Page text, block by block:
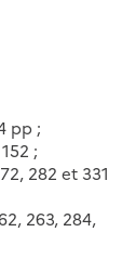
pp ;
;
282 et 331
263, 284,